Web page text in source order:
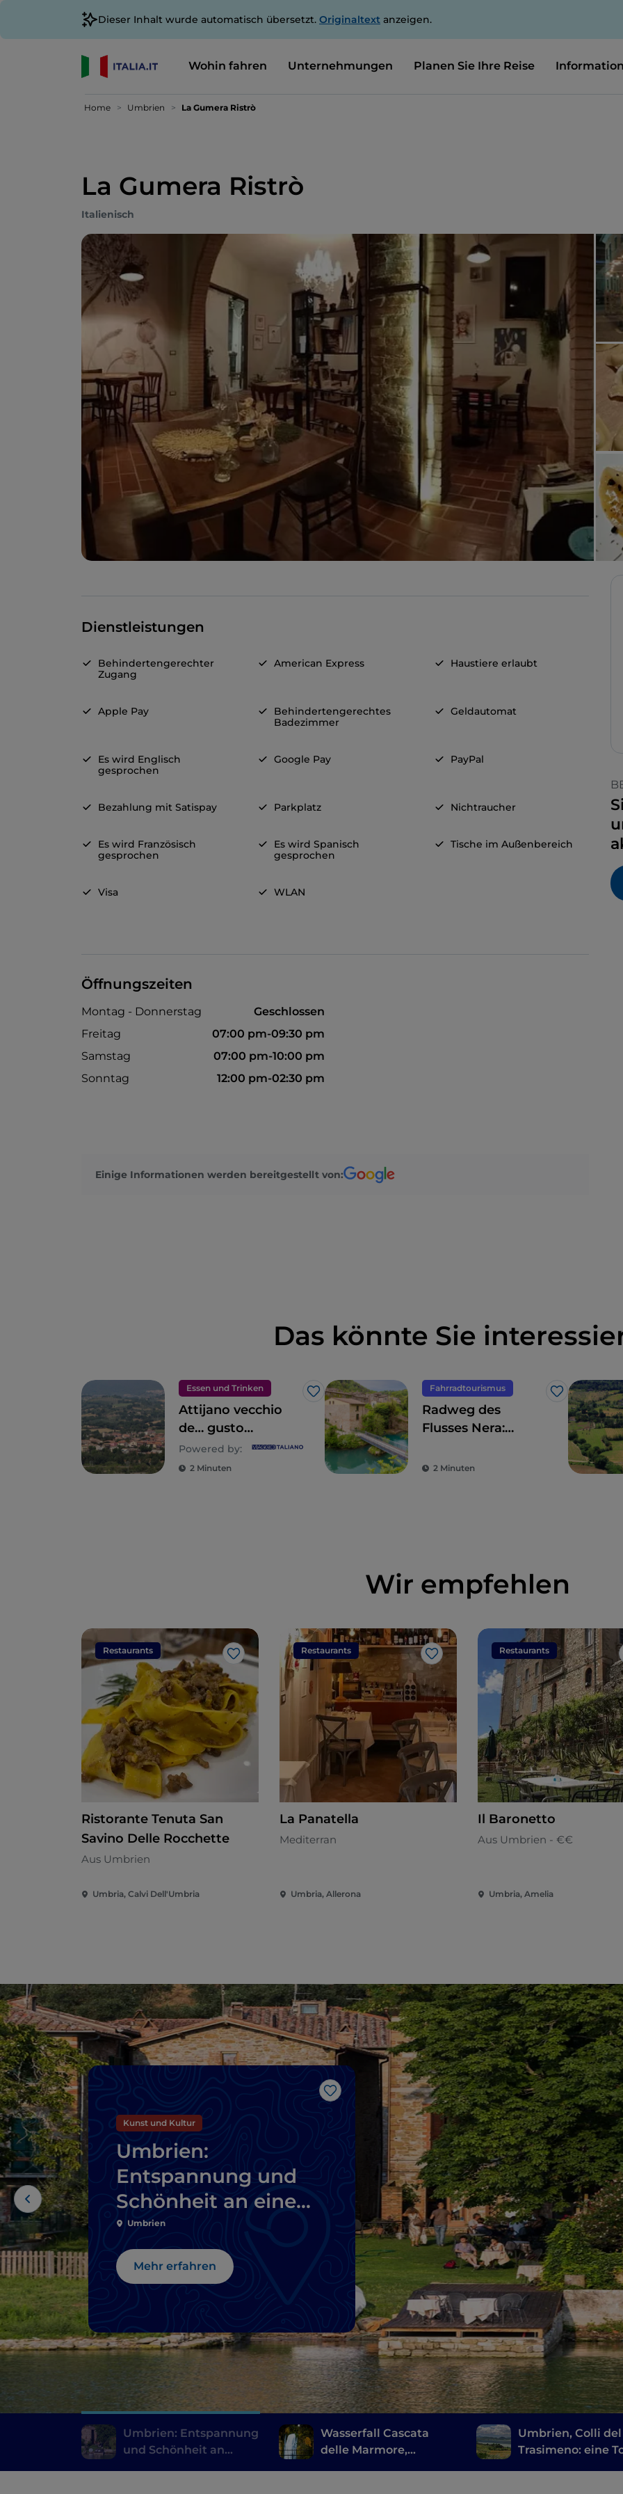
Dieser Inhalt wurde automatisch übersetzt. Originaltext anzeigen.
Wohin fahren Unternehmungen Planen Sie Ihre Reise
Home Umbrien La Gumera Ristrò
La Gumera Ristrò
Italienisch
Dienstleistungen
Behindertengerechter
Zugang
American Express Haustiere erlaubt
Apple Pay
Behindertengerechtes
Badezimmer
Geldautomat
Es wird Englisch
gesprochen
Google Pay PayPal
Bezahlung mit Satispay Parkplatz Nichtraucher
Es wird Französisch
gesprochen
Es wird Spanisch
gesprochen
Tische im Außenbereich
Visa WLAN
Öffnungszeiten
Montag - Donnerstag
Geschlossen
Freitag
07:00 pm-09:30 pm
Samstag
07:00 pm-10:00 pm
Sonntag
12:00 pm-02:30 pm
Einige Informationen werden bereitgestellt von:
Das könnte Sie
Essen und Trinken
Like
Attijano vecchio
de… gusto
(Attigliano, alt …
aber mit
Powered by:
2 Minuten
Fahrradtourismus
Like
Radweg des
Flusses Nera:
Wälder und an
2 Minuten
Wir empfehlen
Restaurants
Like
Ristorante Tenuta San
Savino Delle Rocchette
Aus Umbrien
Umbria, Calvi Dell'Umbria
Restaurants
Like
La Panatella
Mediterran
Umbria, Allerona
Restaurants
Il Baronetto
Aus Umbrien - €€
Umbria, Amelia
Like
Kunst und Kultur
Umbrien:
Entspannung und
Schönheit an einem
Wochenende
Umbrien
Mehr erfahren
Umbrien: Entspannung
und Schönheit an
Wasserfall Cascata
delle Marmore,
Umbrien, Colli del
Trasimeno: eine